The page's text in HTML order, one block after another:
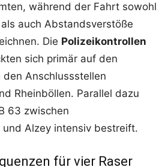
während der Fahrt sowohl
auch Abstandsverstöße
Die Polizeikontrollen
sich primär auf den
Anschlussstellen
Rheinböllen. Parallel dazu
63 zwischen
Alzey intensiv bestreift.
für vier Raser